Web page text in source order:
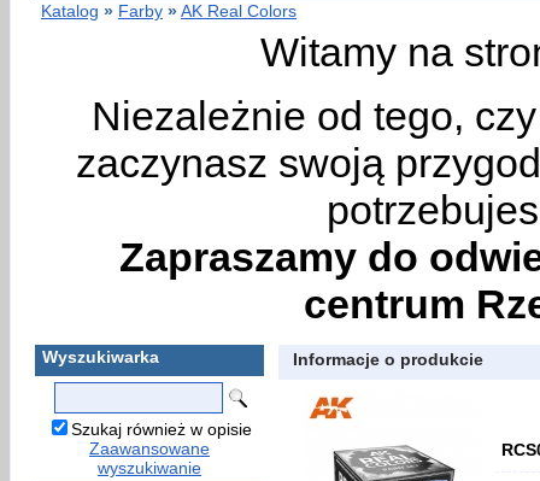
Katalog » Farby »AK Real Colors
Witamy na
Niezależnie od tego,
zaczynasz swoją
Zapraszamy do
centrum
Wyszukiwarka
Szukaj również w opisie
Zaawansowane
wyszukiwanie
Informacje o produkcie